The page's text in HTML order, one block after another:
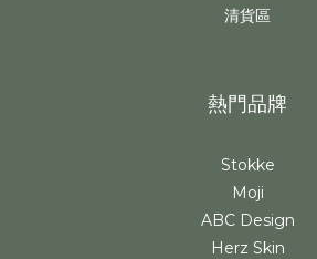
清貨區
熱門品牌
Stokke
Moji
ABC Design
Herz Skin